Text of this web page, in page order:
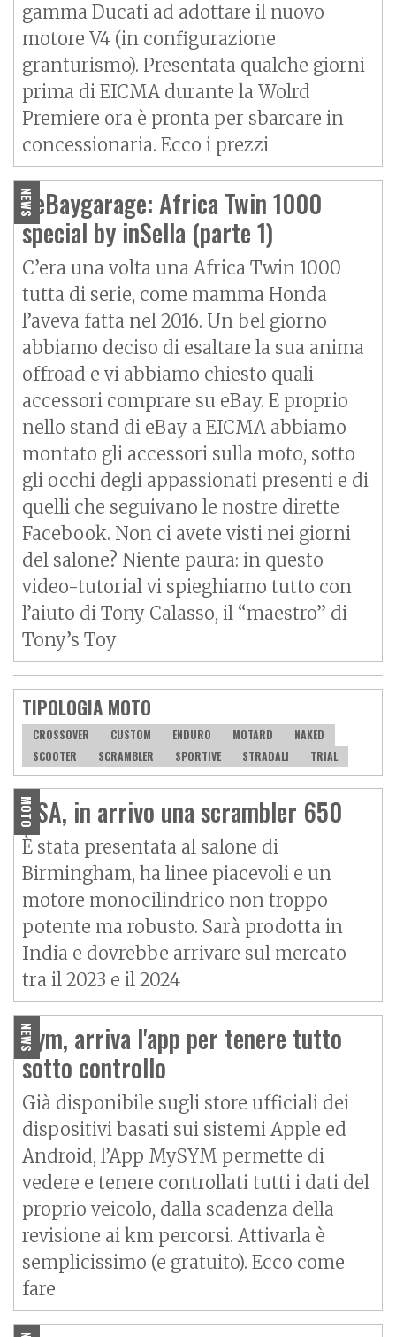
gamma Ducati ad adottare il nuovo
motore V4 (in configurazione
granturismo). Presentata qualche giorni
prima di EICMA durante la Wolrd
Premiere ora è pronta per sbarcare in
concessionaria. Ecco i prezzi
NEWS
#eBaygarage: Africa Twin 1000
special by inSella (parte 1)
C’era una volta una Africa Twin 1000
tutta di serie, come mamma Honda
l’aveva fatta nel 2016. Un bel giorno
abbiamo deciso di esaltare la sua anima
offroad e vi abbiamo chiesto quali
accessori comprare su eBay. E proprio
nello stand di eBay a EICMA abbiamo
montato gli accessori sulla moto, sotto
gli occhi degli appassionati presenti e di
quelli che seguivano le nostre dirette
Facebook. Non ci avete visti nei giorni
del salone? Niente paura: in questo
video-tutorial vi spieghiamo tutto con
l’aiuto di Tony Calasso, il “maestro” di
Tony’s Toy
TIPOLOGIA MOTO
CROSSOVER CUSTOM ENDURO MOTARD
NAKED
SCOOTER
SCRAMBLER SPORTIVE STRADALI TRIAL
MOTO
BSA, in arrivo una scrambler 650
È stata presentata al salone di
Birmingham, ha linee piacevoli e un
motore monocilindrico non troppo
potente ma robusto. Sarà prodotta in
India e dovrebbe arrivare sul mercato
tra il 2023 e il 2024
NEWS
Sym, arriva l'app per tenere tutto
sotto controllo
Già disponibile sugli store ufficiali dei
dispositivi basati sui sistemi Apple ed
Android, l’App MySYM permette di
vedere e tenere controllati tutti i dati del
proprio veicolo, dalla scadenza della
revisione ai km percorsi. Attivarla è
semplicissimo (e gratuito). Ecco come
fare